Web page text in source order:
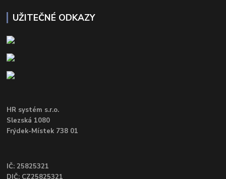
UŽITEČNÉ ODKAZY
HR systém s.r.o.
Slezská 1080
Frýdek-Místek 738 01
IČ: 25825321
DIČ: CZ25825321